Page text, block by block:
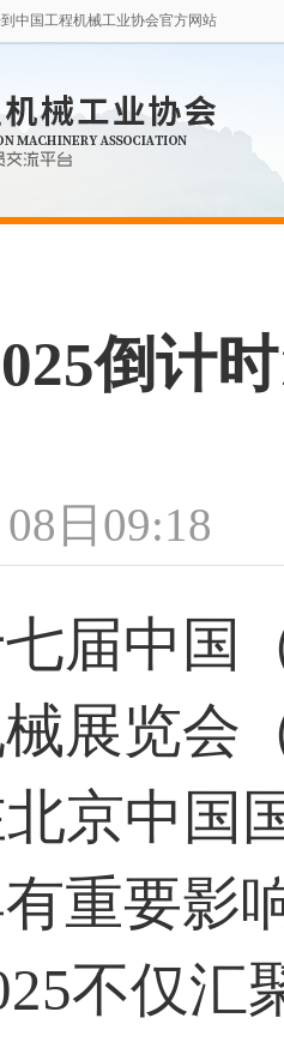
中国工程机械工业协会官方网站
倒计
日09:18
中国（
展览会
京中国
重要影
不仅